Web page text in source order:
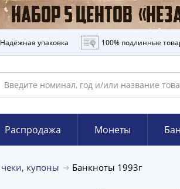
Надёжная упаковка 100% подлинные
Распродажа Монеты
купоны Банкноты 1993г